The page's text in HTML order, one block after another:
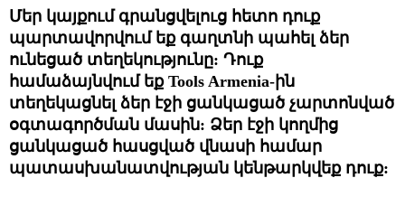
Մեր կայքում գրանցվելուց հետո դուք
պարտավորվում եք գաղտնի պահել ձեր
ունեցած տեղեկությունը: Դուք
համաձայնվում եք Tools Armenia-ին
տեղեկացնել ձեր էջի ցանկացած չարտոնված
օգտագործման մասին: Ձեր էջի կողմից
ցանկացած հասցված վնասի համար
պատասխանատվության կենթարկվեք դուք: